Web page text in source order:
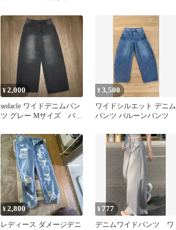
¥2,000
sedacle ワイドデニムパン
ツ グレー Mサイズ バギ
¥3,500
ワイドシルエット デニム
パンツ バルーンパンツ
¥2,800
レディース ダメージデニ
¥ 777
デニムワイドパンツ ワ